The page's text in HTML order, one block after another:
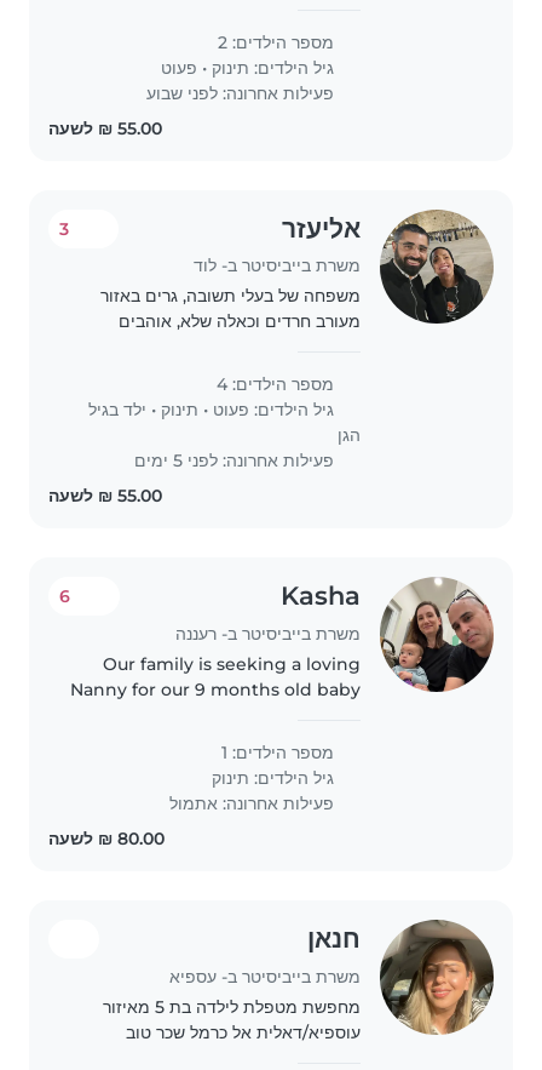
kids are curious, friendly, and full
of energy, and we'd..
מספר הילדים: 2
גיל הילדים: תינוק • פעוט
פעילות אחרונה: לפני שבוע
אליעזר
משרת בייביסיטר ב- לוד
3
משפחה של בעלי תשובה, גרים באזור
מעורב חרדים וכאלה שלא, אוהבים
המון באמא ובחמה, אבל זקוקים ממש
לעזרה כי ברוך השם יש 4 קטנטנים
מספר הילדים: 4
גיל הילדים: פעוט • תינוק • ילד בגיל
הגן
פעילות אחרונה: לפני 5 ימים
Kasha
משרת בייביסיטר ב- רעננה
6
Our family is seeking a loving
Nanny for our 9 months old baby
hours per day (mid-day) 📍
Ra'anana 🎯 Looking for
someone experienced with
infants 👩..
מספר הילדים: 1
גיל הילדים: תינוק
פעילות אחרונה: אתמול
חנאן
משרת בייביסיטר ב- עספיא
מחפשת מטפלת לילדה בת 5 מאיזור
עוספיא/דאלית אל כרמל שכר טוב